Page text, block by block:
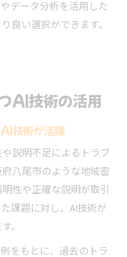
データ分析を活用した
良い選択ができます。
AI技術の活用
技術が活躍
説明不足によるトラブ
八尾市のような地域密
性や正確な説明が取引
課題に対し、AI技術が
。
をもとに、過去のトラ